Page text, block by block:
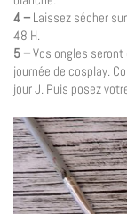
4 – Laissez sécher
48 H.
5 –Vos ongles
journée de cosplay.
jour J. Puis posez